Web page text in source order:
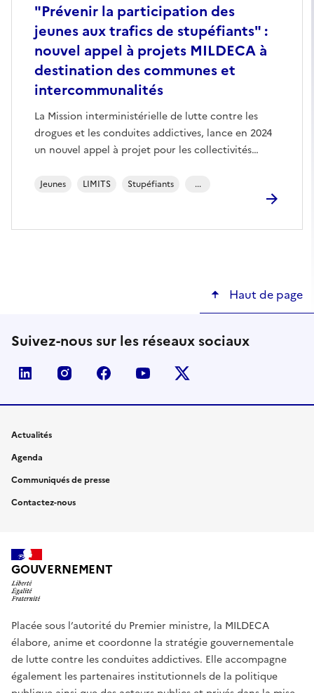
"Prévenir la participation des
jeunes aux trafics de stupéfiants" :
nouvel appel à projets MILDECA à
destination des communes et
intercommunalités
La Mission interministérielle de lutte contre les
drogues et les conduites addictives, lance en 2024
un nouvel appel à projet pour les collectivités…
Jeunes LIMITS Stupéfiants ...
Haut de page
Suivez-nous sur les réseaux sociaux
linkedin instagramfacebook youtube
Actualités
Agenda
Communiqués de presse
Contactez-nous
GOUVERNEMENT
Placée sous l’autorité du Premier ministre, la MILDECA
élabore, anime et coordonne la stratégie gouvernementale
de lutte contre les conduites addictives. Elle accompagne
également les partenaires institutionnels de la politique